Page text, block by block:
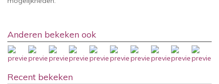
Anderen bekeken ook
Recent bekeken